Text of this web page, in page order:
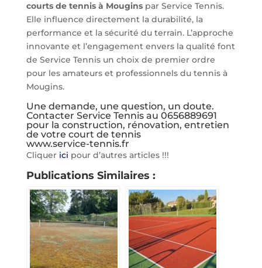
courts de tennis à Mouginspar Service Tennis.
Elle influence directement la durabilité, la
performance et la sécurité du terrain. L’approche
innovante et l’engagement envers la qualité font
de Service Tennis un choix de premier ordre
pour les amateurs et professionnels du tennis à
Mougins.
Une demande, une question, un doute.
Contacter Service Tennis au 0656889691
pour la construction, rénovation, entretien
de votre court de tennis
www.service-tennis.fr
Cliquer ici pour d’autres articles !!!
Publications Similaires :